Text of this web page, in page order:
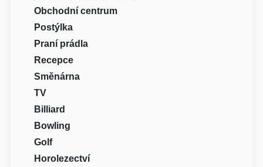
Obchodní centrum
Postýlka
Praní prádla
Recepce
Směnárna
TV
Billiard
Bowling
Golf
Horolezectví